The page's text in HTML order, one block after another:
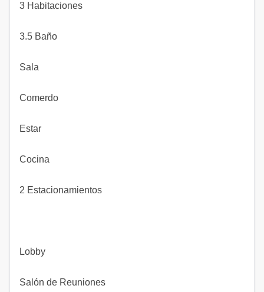
3 Habitaciones
3.5 Baño
Sala
Comerdo
Estar
Cocina
2 Estacionamientos
Lobby
Salón de Reuniones